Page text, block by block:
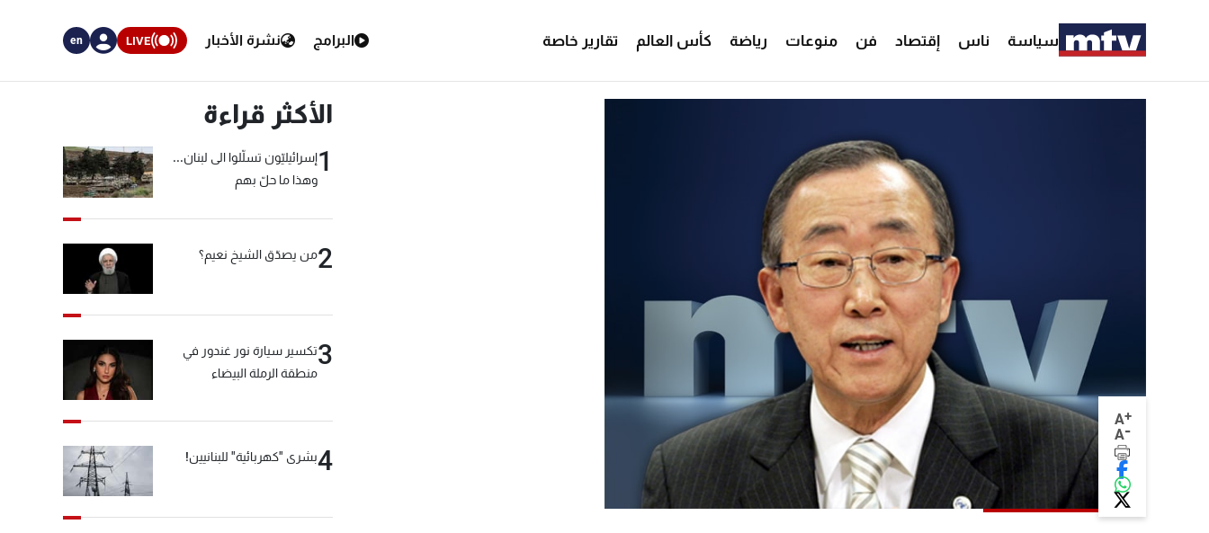
سياسة ناس إقتصاد فن منوعات رياضة كأس العالم تقارير خاصة البرامج نشرة الأخبار LIVE
en
A+
A-
الأكثر قراءة
1إسرائيليّون تسلّلوا الى لبنان...
وهذا ما حلّ بهم
2من يصدّق الشيخ نعيم؟
3تكسير سيارة نور غندور في
منطقة الرملة البيضاء
4بشرى "كهربائية" للبنانيين!